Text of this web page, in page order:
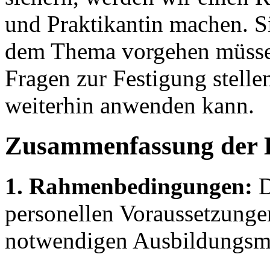
und Praktikantin machen.
dem Thema vorgehen
Fragen zur Festigung
weiterhin anwenden kann.
Zusammenfassung der
1. Rahmenbedingungen:
personellen
notwendigen